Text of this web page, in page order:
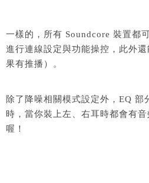
一樣的，所有 Soundcore 裝置都
進行連線設定與功能操控，此外
果有推播）。
除了降噪相關模式設定外，EQ 部
時，當你裝上左、右耳時都會有
喔！